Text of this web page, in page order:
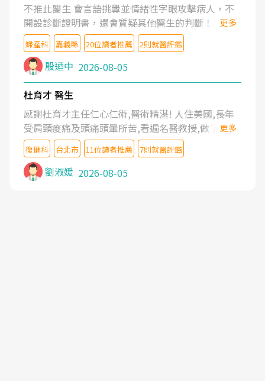
不推此醫生 會言語挑釁並情緒性字眼攻擊病人，不
開設診斷證明書，還會質疑其他醫生的判斷！
更多
婦產科 嘉義縣 20位讀者推薦 2則就醫評鑑
殷迺中 2026-08-05
杜育才 醫生
感謝杜育才主任仁心仁術,醫術精湛! 人住美國,長年
受肩頸痠痛及頭痛頭暈所苦,看遍名醫教授,做了各種
檢查,也嘗試過西醫打針,中醫針灸及物理徒手治療都
沒有用,後來連吃到嗎啡類止痛藥都效果有限,只是壓
症狀,沒多久就痛起來,多年失眠嚴重影響生活品質.
台灣親友介紹忠孝醫院杜育才主任是頸頭症候群專
更多
復健科 台北市 11位讀者推薦 7則就醫評鑑
劉淑媛 2026-08-05